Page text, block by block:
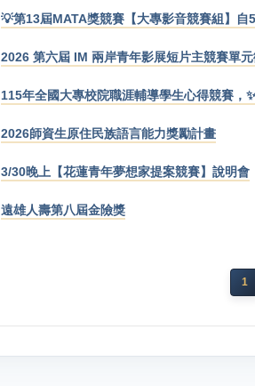
💡第13屆MATA獎競賽【大專影音競賽組】自
2026 第六屆 IM 兩岸青年影展短片主競賽單
115年全國大專校院職涯輔導學生心得競賽，
2026師資生原住民族語言能力獎勵計畫
3/30晚上【花蓮青年夢想家提案競賽】說明會
遠雄人壽第八屆金險獎
1